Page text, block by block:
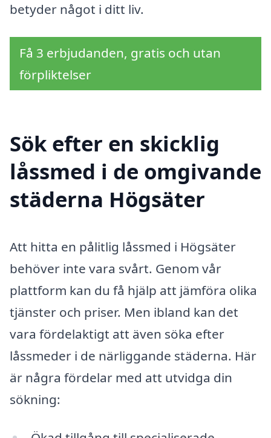
betyder något i ditt liv.
Få 3 erbjudanden, gratis och utan
förpliktelser
Sök efter en skicklig
låssmed i de omgivande
städerna Högsäter
Att hitta en pålitlig låssmed i Högsäter
behöver inte vara svårt. Genom vår
plattform kan du få hjälp att jämföra olika
tjänster och priser. Men ibland kan det
vara fördelaktigt att även söka efter
låssmeder i de närliggande städerna. Här
är några fördelar med att utvidga din
sökning: